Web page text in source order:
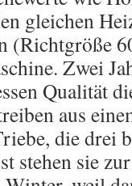
gleichen
(Richtgröße
Zwei
Qualität
aus
die drei
stehen sie